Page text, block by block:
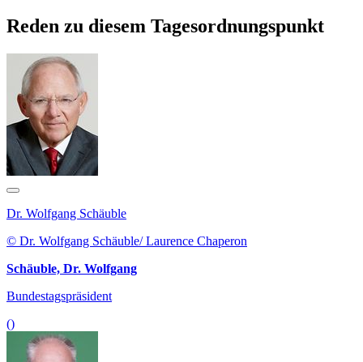
Reden zu diesem Tagesordnungspunkt
Dr. Wolfgang Schäuble
© Dr. Wolfgang Schäuble/ Laurence Chaperon
Schäuble, Dr. Wolfgang
Bundestagspräsident
()